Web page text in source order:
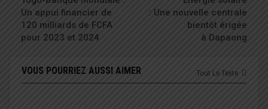
Un appui financier de
120 milliards de FCFA
pour 2023 et 2024
: Une nouvelle centrale
bientôt érigée
à Dapaong
Tout Le Texte
VOUS POURRIEZ AUSSI AIMER